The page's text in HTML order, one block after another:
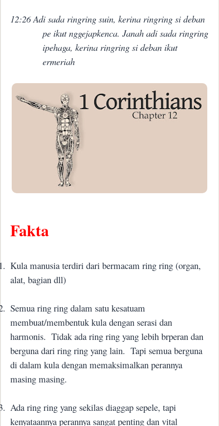
12:26 Adi sada ringring suin, kerina ringring si deban
pe ikut nggejapkenca. Janah adi sada ringring
ipehaga, kerina ringring si deban ikut
ermeriah
Fakta
Kula manusia terdiri dari bermacam ring ring (organ,
alat, bagian dll)
Semua ring ring dalam satu kesatuam
membuat/membentuk kula dengan serasi dan
harmonis. Tidak ada ring ring yang lebih brperan dan
berguna dari ring ring yang lain. Tapi semua berguna
di dalam kula dengan memaksimalkan perannya
masing masing.
Ada ring ring yang sekilas diaggap sepele, tapi
kenyataannya perannya sangat penting dan vital